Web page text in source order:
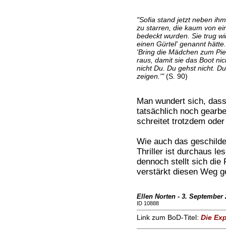
"Sofia stand jetzt neben
zu starren, die kaum von
bedeckt wurden. Sie trug
einen Gürtel' genannt hätte.
'Bring die Mädchen zum
raus, damit sie das Boot
nicht Du. Du gehst nicht.
zeigen.'"(S. 90)
Man wundert sich,
tatsächlich noch
schreitet trotzdem
Wie auch das
Thriller ist durchaus
dennoch stellt sich die
verstärkt diesen Weg
Ellen Norten - 3. September
ID 10888
Link zum BoD-Titel: Die